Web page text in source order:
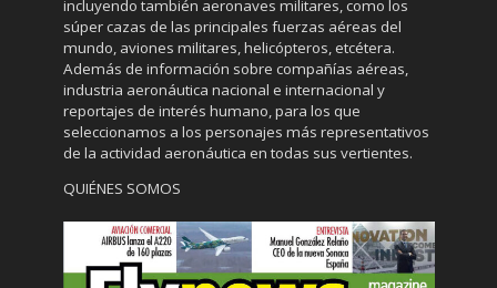
incluyendo también aeronaves militares, como los
súper cazas de las principales fuerzas aéreas del
mundo, aviones militares, helicópteros, etcétera.
Además de información sobre compañías aéreas,
industria aeronáutica nacional e internacional y
reportajes de interés humano, para los que
seleccionamos a los personajes más representativos
de la actividad aeronáutica en todas sus vertientes.
QUIÉNES SOMOS